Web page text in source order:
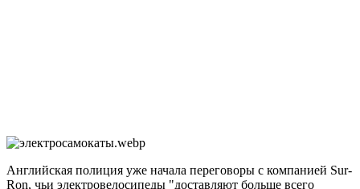
Английская полиция уже начала переговоры с компанией Sur-
Ron, чьи электровелосипеды "доставляют больше всего